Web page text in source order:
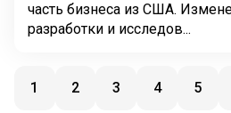
часть бизнеса из США.
разработки и исследов...
1 2 3 4 5